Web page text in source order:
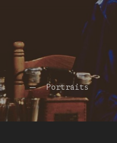
Portraits